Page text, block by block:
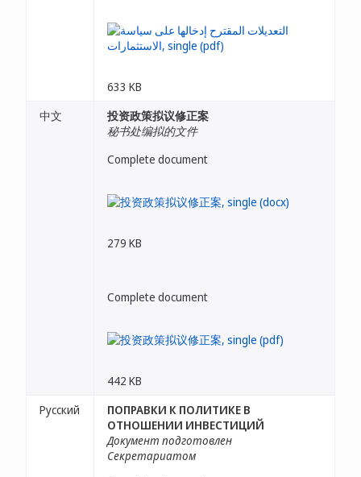
633 KB
中文
投资政策拟议修正案
秘书处编拟的文件
Complete document
279 KB
Complete document
442 KB
Русский
ПОПРАВКИ К ПОЛИТИКЕ В
ОТНОШЕНИИ ИНВЕСТИЦИЙ
Документ подготовлен
Секретариатом